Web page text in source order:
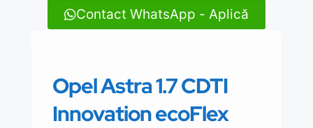
Contact WhatsApp - Aplică
Opel Astra 1.7 CDTI
Innovation ecoFlex